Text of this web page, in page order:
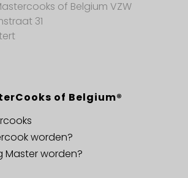
of Belgium VZW
31
of Belgium®
worden?
Master worden?